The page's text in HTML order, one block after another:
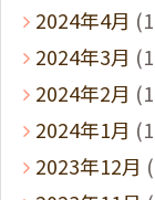
2024年4月
2024年3月
2024年2月
2024年1月
2023年12月